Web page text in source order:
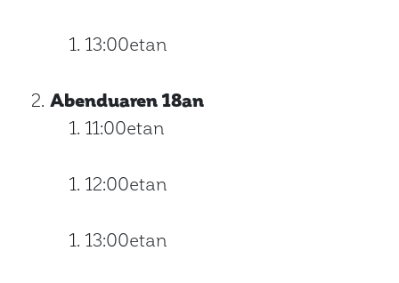
13:00etan
Abenduaren 18an
11:00etan
12:00etan
13:00etan